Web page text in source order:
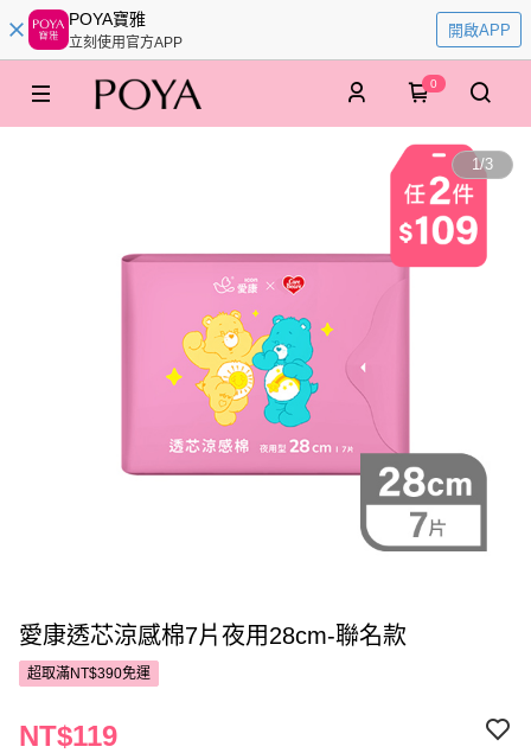
POYA寶雅
立刻使用官方APP
開啟APP
0
1/3
愛康透芯涼感棉7片夜用28cm-聯名款
超取滿NT$390免運
NT$119